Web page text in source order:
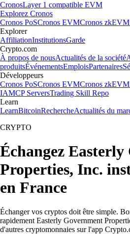
CronosLayer 1 compatible EVM
Explorez Cronos
Cronos PoSCronos EVMCronos zkEVM
Explorer
AffiliationInstitutionsGarde
Crypto.com
À propos de nousActualités de la société
produitsÉvénementsEmploisPartenaires
Développeurs
Cronos PoSCronos EVMCronos zkEVM
IAMCP ServersTrading Skill Repo
Learn
LearnBitcoinRechercheActualités du
CRYPTO
Échangez
Properties, Inc.
en France
Échanger vos cryptos doit être simple.
rapidement Easterly Government
d'autres cryptomonnaies sur l'app